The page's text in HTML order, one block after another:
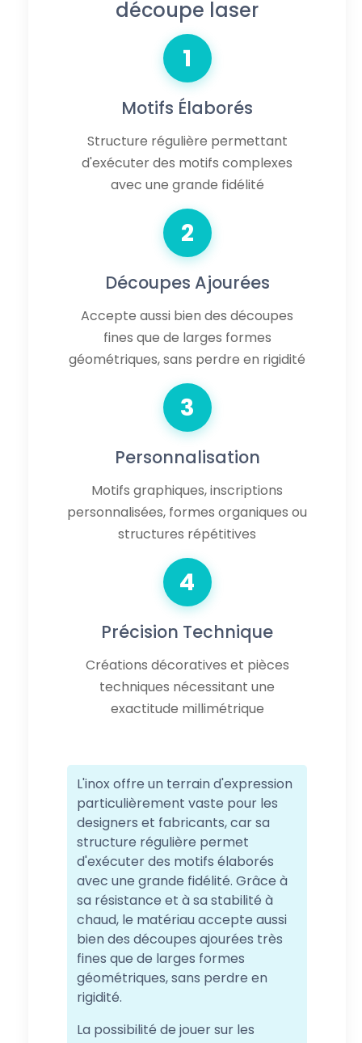
découpe laser
1
Motifs Élaborés
Structure régulière permettant
d'exécuter des motifs complexes
avec une grande fidélité
2
Découpes Ajourées
Accepte aussi bien des découpes
fines que de larges formes
géométriques, sans perdre en rigidité
3
Personnalisation
Motifs graphiques, inscriptions
personnalisées, formes organiques ou
structures répétitives
4
Précision Technique
Créations décoratives et pièces
techniques nécessitant une
exactitude millimétrique
L'inox offre un terrain d'expression
particulièrement vaste pour les
designers et fabricants, car sa
structure régulière permet
d'exécuter des motifs élaborés
avec une grande fidélité. Grâce à
sa résistance et à sa stabilité à
chaud, le matériau accepte aussi
bien des découpes ajourées très
fines que de larges formes
géométriques, sans perdre en
rigidité.
La possibilité de jouer sur les